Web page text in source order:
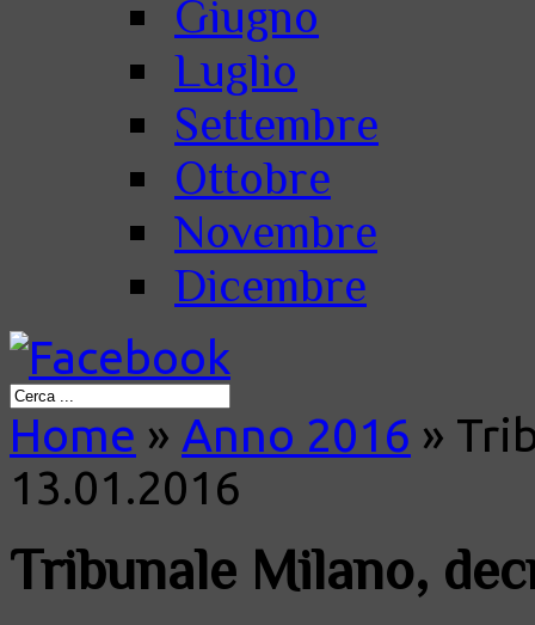
Giugno
Luglio
Settembre
Ottobre
Novembre
Dicembre
Home » Anno 2016 »
13.01.2016
Tribunale Milano,